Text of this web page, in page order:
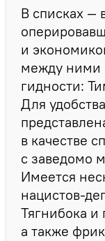
В списках —
и
между ними
гидности:
Для
в качестве
с заведомо
Имеется
нацистов-
Тягнибока и
а также